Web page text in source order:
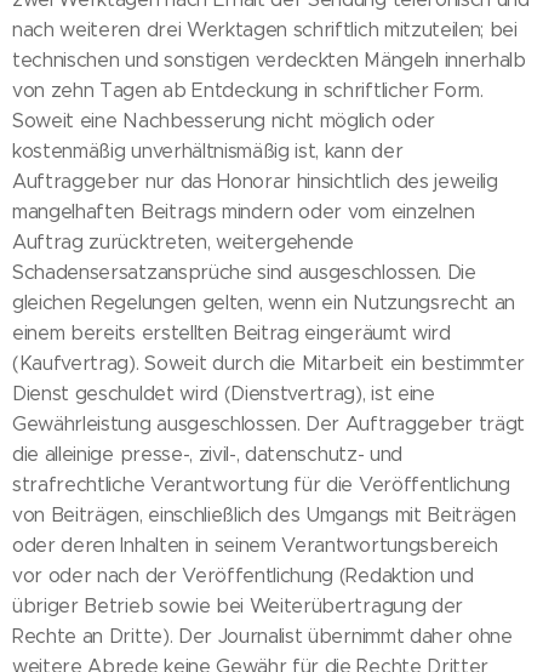
nach weiteren drei Werktagen schriftlich mitzuteilen; bei
technischen und sonstigen verdeckten Mängeln innerhalb
von zehn Tagen ab Entdeckung in schriftlicher Form.
Soweit eine Nachbesserung nicht möglich oder
kostenmäßig unverhältnismäßig ist, kann der
Auftraggeber nur das Honorar hinsichtlich des jeweilig
mangelhaften Beitrags mindern oder vom einzelnen
Auftrag zurücktreten, weitergehende
Schadensersatzansprüche sind ausgeschlossen. Die
gleichen Regelungen gelten, wenn ein Nutzungsrecht an
einem bereits erstellten Beitrag eingeräumt wird
(Kaufvertrag). Soweit durch die Mitarbeit ein bestimmter
Dienst geschuldet wird (Dienstvertrag), ist eine
Gewährleistung ausgeschlossen. Der Auftraggeber trägt
die alleinige presse-, zivil-, datenschutz- und
strafrechtliche Verantwortung für die Veröffentlichung
von Beiträgen, einschließlich des Umgangs mit Beiträgen
oder deren Inhalten in seinem Verantwortungsbereich
vor oder nach der Veröffentlichung (Redaktion und
übriger Betrieb sowie bei Weiterübertragung der
Rechte an Dritte). Der Journalist übernimmt daher ohne
weitere Abrede keine Gewähr für die Rechte Dritter